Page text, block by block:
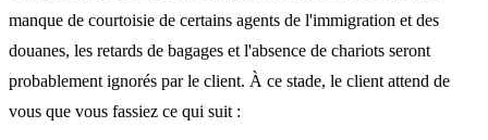
manque de courtoisie de certains agents de l'immigration et des
douanes, les retards de bagages et l'absence de chariots seront
probablement ignorés par le client. À ce stade, le client attend de
vous que vous fassiez ce qui suit :